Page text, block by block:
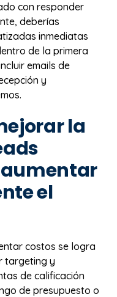
con responder
deberías
inmediatas
de la primera
emails de
y
la
el
costos se logra
targeting y
de calificación
de presupuesto o